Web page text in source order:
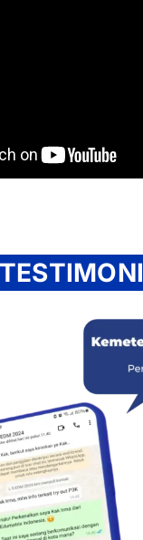
TESTIMONI